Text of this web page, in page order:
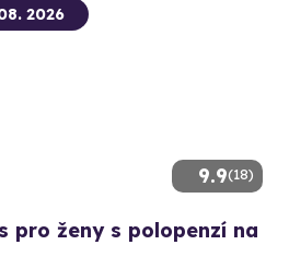
9.9(18)
2026
pro ženy s polopenzí na